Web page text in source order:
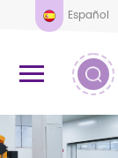
Español